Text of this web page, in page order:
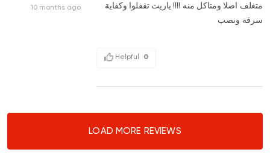
10 months ago
متغلف اصلا ومتاكل منه !!!! ياريت تقفلوا وكفاية
سرقة ونصب
Helpful 0
LOAD MORE REVIEWS